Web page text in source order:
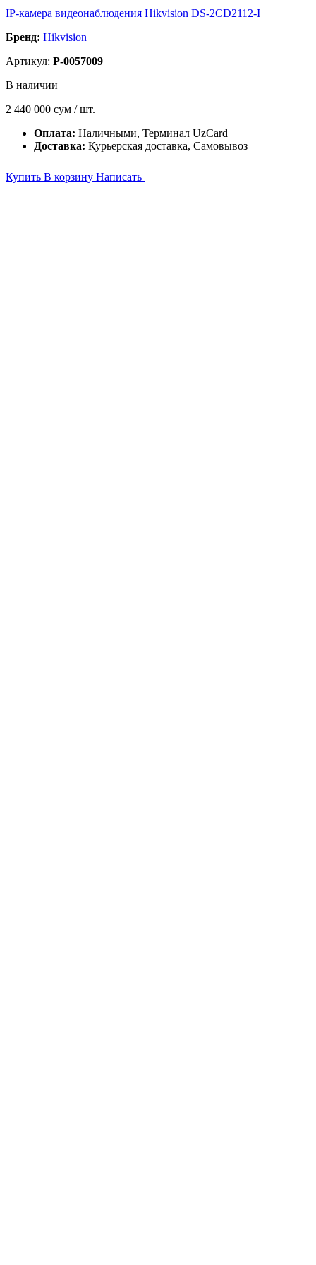
IP-камера видеонаблюдения Hikvision DS-2CD2112-I
Бренд: Hikvision
Артикул: P-0057009
В наличии
2 440 000 сум / шт.
Оплата: Наличными, Терминал UzCard
Доставка: Курьерская доставка, Самовывоз
Купить В корзину Написать